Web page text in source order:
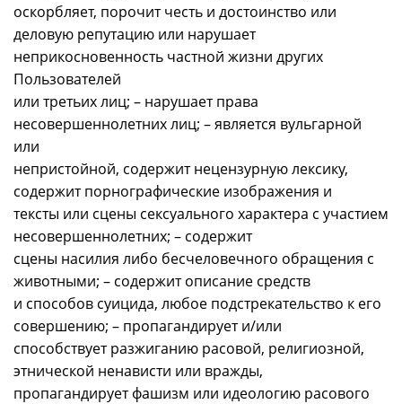
оскорбляет, порочит честь и достоинство или
деловую репутацию или нарушает
неприкосновенность частной жизни других
Пользователей
или третьих лиц; – нарушает права
несовершеннолетних лиц; – является вульгарной
или
непристойной, содержит нецензурную лексику,
содержит порнографические изображения и
тексты или сцены сексуального характера с участием
несовершеннолетних; – содержит
сцены насилия либо бесчеловечного обращения с
животными; – содержит описание средств
и способов суицида, любое подстрекательство к его
совершению; – пропагандирует и/или
способствует разжиганию расовой, религиозной,
этнической ненависти или вражды,
пропагандирует фашизм или идеологию расового